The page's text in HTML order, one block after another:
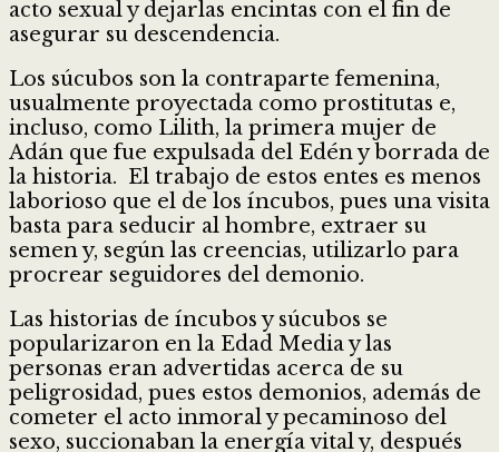
acto sexual y dejarlas encintas con el fin de
asegurar su descendencia.
Los súcubos son la contraparte femenina,
usualmente proyectada como prostitutas e,
incluso, como Lilith, la primera mujer de
Adán que fue expulsada del Edén y borrada de
la historia. El trabajo de estos entes es menos
laborioso que el de los íncubos, pues una visita
basta para seducir al hombre, extraer su
semen y, según las creencias, utilizarlo para
procrear seguidores del demonio.
Las historias de íncubos y súcubos se
popularizaron en la Edad Media y las
personas eran advertidas acerca de su
peligrosidad, pues estos demonios, además de
cometer el acto inmoral y pecaminoso del
sexo, succionaban la energía vital y, después